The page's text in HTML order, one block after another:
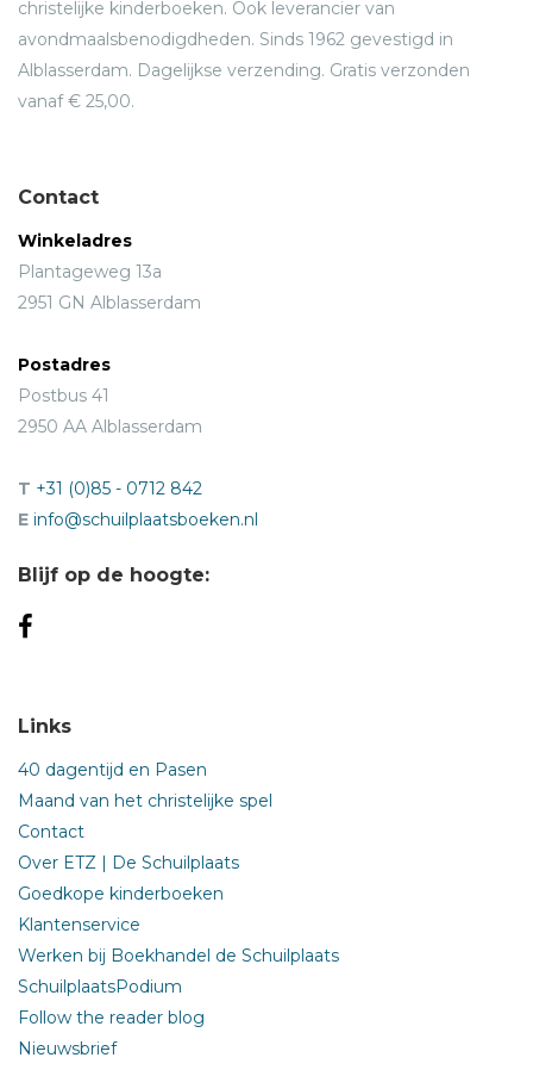
christelijke kinderboeken. Ook leverancier van
avondmaalsbenodigdheden. Sinds 1962 gevestigd in
Alblasserdam. Dagelijkse verzending. Gratis verzonden
vanaf € 25,00.
Contact
Winkeladres
Plantageweg 13a
2951 GN Alblasserdam
Postadres
Postbus 41
2950 AA Alblasserdam
T +31 (0)85 - 0712 842
E info@schuilplaatsboeken.nl
Blijf op de hoogte:
Links
40 dagentijd en Pasen
Maand van het christelijke spel
Contact
Over ETZ | De Schuilplaats
Goedkope kinderboeken
Klantenservice
Werken bij Boekhandel de Schuilplaats
SchuilplaatsPodium
Follow the reader blog
Nieuwsbrief